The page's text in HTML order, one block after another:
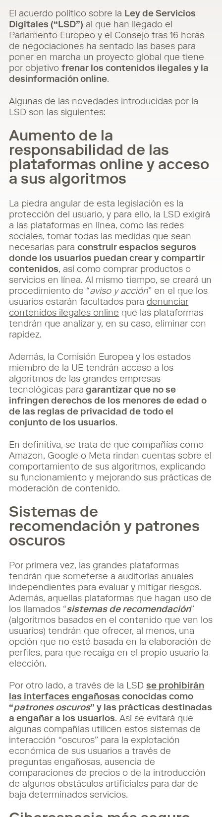
El acuerdo político sobre la Ley de Servicios
Digitales (“LSD”) al que han llegado el
Parlamento Europeo y el Consejo tras 16 horas
de negociaciones ha sentado las bases para
poner en marcha un proyecto global que tiene
por objetivofrenar los contenidos ilegales y la
desinformación online.
Algunas de las novedades introducidas por la
LSD son las siguientes:
Aumento de la
responsabilidad de las
plataformas online y acceso
a sus algoritmos
La piedra angular de esta legislación es la
protección del usuario, y para ello, la LSD exigirá
a las plataformas en línea, como las redes
sociales, tomar todas las medidas que sean
necesarias paraconstruir espacios seguros
donde los usuarios puedan crear y compartir
contenidos, así como comprar productos o
servicios en línea. Al mismo tiempo, se creará un
procedimiento de “aviso y acción” en el que los
usuarios estarán facultados para denunciar
contenidos ilegales online que las plataformas
tendrán que analizar y, en su caso, eliminar con
rapidez.
Además, la Comisión Europea y los estados
miembro de la UE tendrán acceso a los
algoritmos de las grandes empresas
tecnológicas para garantizar que no se
infringen derechos de los menores de edad o
de las reglas de privacidad de todo el
conjunto de los usuarios.
En definitiva, se trata de que compañías como
Amazon, Google o Meta rindan cuentas sobre el
comportamiento de sus algoritmos, explicando
su funcionamiento y mejorando sus prácticas de
moderación de contenido.
Sistemas de
recomendación y patrones
oscuros
Por primera vez, las grandes plataformas
tendrán que someterse aauditorías anuales
independientes para evaluar y mitigar riesgos.
Además, aquellas plataformas que hagan uso de
los llamados “sistemas de recomendación”
(algoritmos basados en el contenido que ven los
usuarios) tendrán que ofrecer, al menos, una
opción que no esté basada en la elaboración de
perfiles, para que recaiga en el propio usuario la
elección.
Por otro lado, a través de la LSDse prohibirán
las interfaces engañosas conocidas como
“patrones oscuros” y las prácticas destinadas
a engañar a los usuarios. Así se evitará que
algunas compañías utilicen estos sistemas de
interacción “oscuros” para la explotación
económica de sus usuarios a través de
preguntas engañosas, ausencia de
comparaciones de precios o de la introducción
de algunos obstáculos artificiales para dar de
baja determinados servicios.